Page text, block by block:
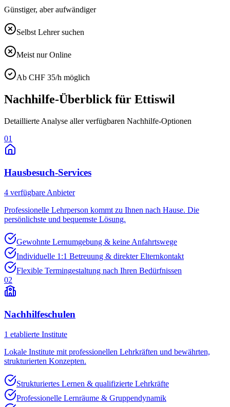
Günstiger, aber aufwändiger
Selbst Lehrer suchen
Meist nur Online
Ab CHF 35/h möglich
Nachhilfe-Überblick für Ettiswil
Detaillierte Analyse aller verfügbaren Nachhilfe-Optionen
01
Hausbesuch-Services
4 verfügbare Anbieter
Professionelle Lehrperson kommt zu Ihnen nach Hause. Die
persönlichste und bequemste Lösung.
Gewohnte Lernumgebung & keine Anfahrtswege
Individuelle 1:1 Betreuung & direkter Elternkontakt
Flexible Termingestaltung nach Ihren Bedürfnissen
02
Nachhilfeschulen
1 etablierte Institute
Lokale Institute mit professionellen Lehrkräften und bewährten,
strukturierten Konzepten.
Strukturiertes Lernen & qualifizierte Lehrkräfte
Professionelle Lernräume & Gruppendynamik